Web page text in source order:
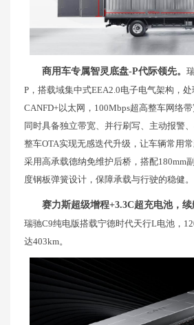
商用车专属智灵底盘-P代际领先。
P，搭载域集中式EEA2.0电子电气架构，处
CANFD+以太网，100Mbps超高整车网络
同时具备独立带宽、并行刷写、主动报警
整车OTA实现无感迭代升级，让车辆常用
采用高承载德纳免维护后桥，搭配180mm
度钢板弹簧设计，保障承载与行驶的稳健。
赛力斯超级增程+3.3C超充电池，续
瑞驰C9纯电版搭载宁德时代天行L电池，
达403km。